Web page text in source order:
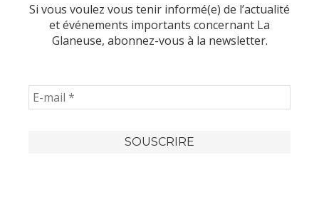
Si vous voulez vous tenir informé(e) de l’actualité
et événements importants concernant La
Glaneuse, abonnez-vous à la newsletter.